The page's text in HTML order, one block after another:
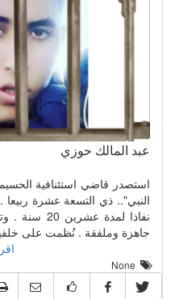
عبد المالك حوزي
استصدر قاضي استئنافية
النبي".. ذي التسعة عشرة
نفاذا
جاهزة وملفقة . نُظمت على